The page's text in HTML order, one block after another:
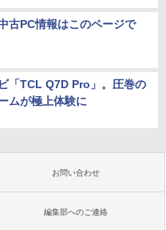
古PC情報はこのページで
「TCL Q7D Pro」。圧巻の
ムが極上体験に
お問い合わせ
編集部へのご連絡